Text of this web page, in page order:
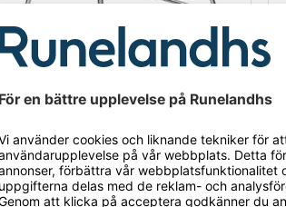
2VARIANTER
två olika höjder.
Praktiska pallben som finns i två olika höjder
Förvandla en eur-lastpall
Till ett stabilt arbetsbord eller plattform
Från 940 kr